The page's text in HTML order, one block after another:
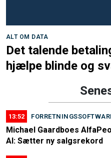
ALT OM DATA
Det talende
hjælpe blinde og
13:52
Michael Gaardboes
AI: Sætter ny salgsrekord